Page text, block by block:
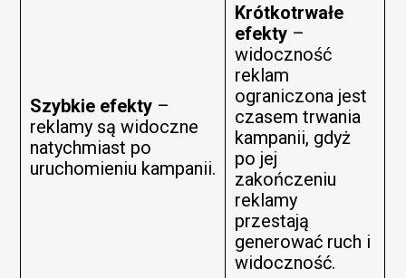
Szybkie efekty –
reklamy są widoczne
natychmiast po
uruchomieniu kampanii.
Krótkotrwałe
efekty –
widoczność
reklam
ograniczona jest
czasem trwania
kampanii, gdyż
po jej
zakończeniu
reklamy
przestają
generować ruch i
widoczność.